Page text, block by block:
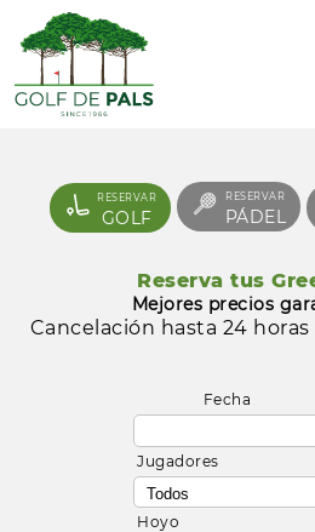
RESERVAR
GOLF
RESERVAR
PÁDEL
Reserva tus
Mejores precios
Cancelación hasta 24
Fecha
Jugadores
Hoyo